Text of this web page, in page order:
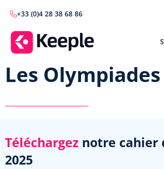
+33 (0)4 28 38 68 86
Les Olympiades
Téléchargez notre cahier
2025